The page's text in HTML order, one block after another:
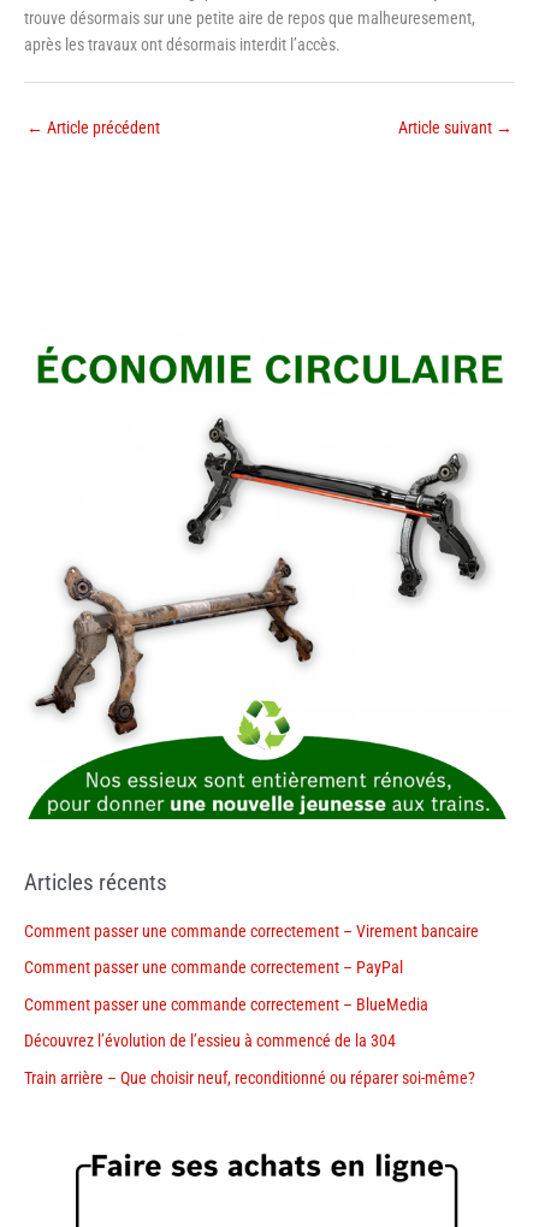
trouve désormais sur une petite aire de repos que malheuresement,
après les travaux ont désormais interdit l’accès.
← Article précédent Article suivant →
Articles récents
Comment passer une commande correctement – Virement bancaire
Comment passer une commande correctement – PayPal
Comment passer une commande correctement – BlueMedia
Découvrez l’évolution de l’essieu à commencé de la 304
Train arrière – Que choisir neuf, reconditionné ou réparer soi-même?